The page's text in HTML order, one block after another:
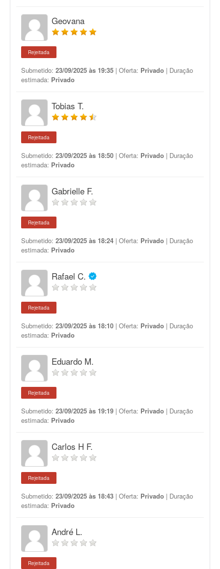
Geovana
Rejeitada
Submetido: 23/09/2025 às 19:35 | Oferta: Privado | Duração
estimada: Privado
Tobias T.
Rejeitada
Submetido: 23/09/2025 às 18:50 | Oferta: Privado | Duração
estimada: Privado
Gabrielle F.
Rejeitada
Submetido: 23/09/2025 às 18:24 | Oferta: Privado | Duração
estimada: Privado
Rafael C.
Rejeitada
Submetido: 23/09/2025 às 18:10 | Oferta: Privado | Duração
estimada: Privado
Eduardo M.
Rejeitada
Submetido: 23/09/2025 às 19:19 | Oferta: Privado | Duração
estimada: Privado
Carlos H F.
Rejeitada
Submetido: 23/09/2025 às 18:43 | Oferta: Privado | Duração
estimada: Privado
André L.
Rejeitada